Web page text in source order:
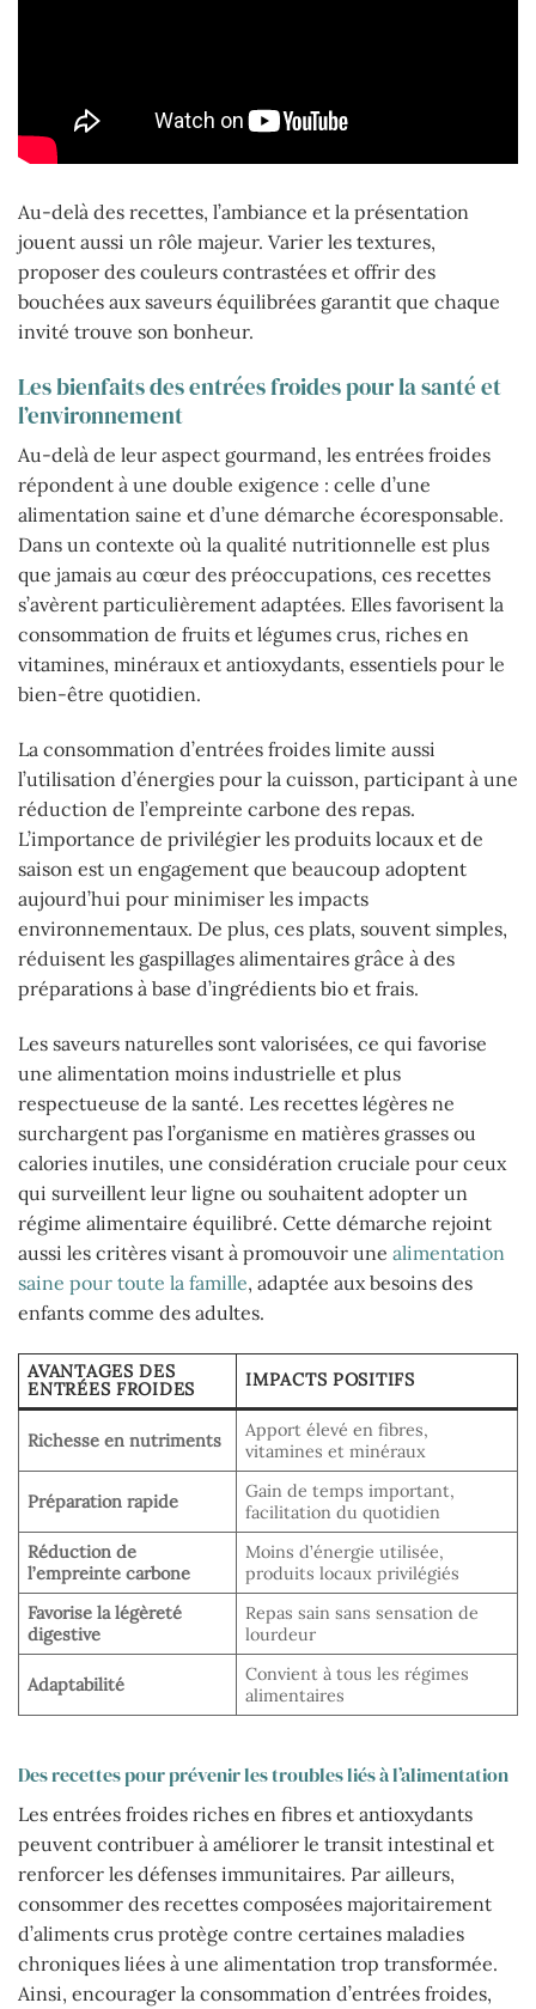
Au-delà des recettes, l’ambiance et la présentation
jouent aussi un rôle majeur. Varier les textures,
proposer des couleurs contrastées et offrir des
bouchées aux saveurs équilibrées garantit que chaque
invité trouve son bonheur.
Les bienfaits des entrées froides pour la santé et
l’environnement
Au-delà de leur aspect gourmand, les entrées froides
répondent à une double exigence : celle d’une
alimentation saine et d’une démarche écoresponsable.
Dans un contexte où la qualité nutritionnelle est plus
que jamais au cœur des préoccupations, ces recettes
s’avèrent particulièrement adaptées. Elles favorisent la
consommation de fruits et légumes crus, riches en
vitamines, minéraux et antioxydants, essentiels pour le
bien-être quotidien.
La consommation d’entrées froides limite aussi
l’utilisation d’énergies pour la cuisson, participant à une
réduction de l’empreinte carbone des repas.
L’importance de privilégier les produits locaux et de
saison est un engagement que beaucoup adoptent
aujourd’hui pour minimiser les impacts
environnementaux. De plus, ces plats, souvent simples,
réduisent les gaspillages alimentaires grâce à des
préparations à base d’ingrédients bio et frais.
Les saveurs naturelles sont valorisées, ce qui favorise
une alimentation moins industrielle et plus
respectueuse de la santé. Les recettes légères ne
surchargent pas l’organisme en matières grasses ou
calories inutiles, une considération cruciale pour ceux
qui surveillent leur ligne ou souhaitent adopter un
régime alimentaire équilibré. Cette démarche rejoint
aussi les critères visant à promouvoir une alimentation
saine pour toute la famille, adaptée aux besoins des
enfants comme des adultes.
AVANTAGES DES
ENTRÉES FROIDES
IMPACTS POSITIFS
Richesse en nutriments
Apport élevé en fibres,
vitamines et minéraux
Préparation rapide
Gain de temps important,
facilitation du quotidien
Réduction de
l’empreinte carbone
Moins d’énergie utilisée,
produits locaux privilégiés
Favorise la légèreté
digestive
Repas sain sans sensation de
lourdeur
Adaptabilité
Convient à tous les régimes
alimentaires
Des recettes pour prévenir les troubles liés à l’alimentation
Les entrées froides riches en fibres et antioxydants
peuvent contribuer à améliorer le transit intestinal et
renforcer les défenses immunitaires. Par ailleurs,
consommer des recettes composées majoritairement
d’aliments crus protège contre certaines maladies
chroniques liées à une alimentation trop transformée.
Ainsi, encourager la consommation d’entrées froides,